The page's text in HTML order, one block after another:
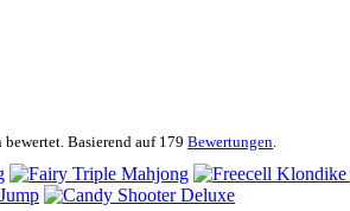
bewertet. Basierend auf 179 Bewertungen